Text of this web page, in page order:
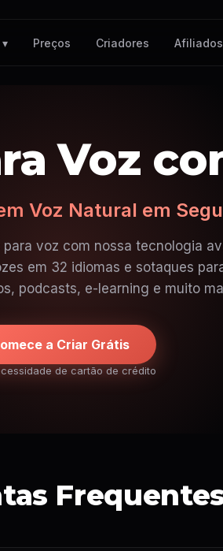
Preços Criadores Afiliados
Voz
Voz Natural em
voz com nossa tecnologia
em 32 idiomas e sotaques
podcasts, e-learning e muito
a Criar Grátis
de cartão de crédito